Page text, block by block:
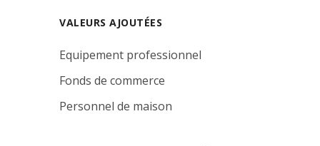
VALEURS AJOUTÉES
Equipement professionnel
Fonds de commerce
Personnel de maison